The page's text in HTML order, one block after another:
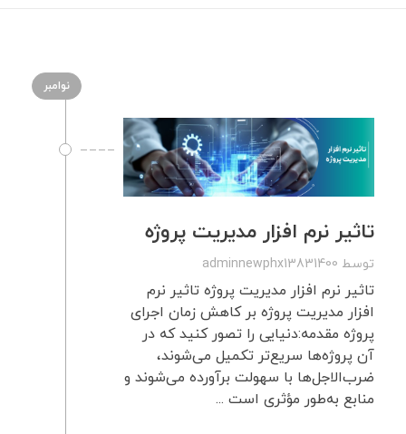
نوامبر
تاثیر نرم افزار مدیریت پروژه
توسط adminnewphx13831400
تاثیر نرم افزار مدیریت پروژه تاثیر نرم
افزار مدیریت پروژه بر کاهش زمان اجرای
پروژه مقدمه:دنیایی را تصور کنید که در
آن پروژه‌ها سریع‌تر تکمیل می‌شوند،
ضرب‌الاجل‌ها با سهولت برآورده می‌شوند و
منابع به‌طور مؤثری است ...